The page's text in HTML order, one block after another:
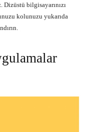
bilgisayarınızı
kolunuzu yukarıda